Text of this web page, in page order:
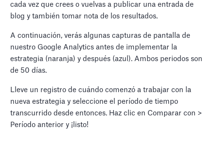
cada vez que crees o vuelvas a publicar una entrada de
blog y también tomar nota de los resultados.
A continuación, verás algunas capturas de pantalla de
nuestro Google Analytics antes de implementar la
estrategia (naranja) y después (azul). Ambos periodos son
de 50 días.
Lleve un registro de cuándo comenzó a trabajar con la
nueva estrategia y seleccione el período de tiempo
transcurrido desde entonces. Haz clic en Comparar con >
Período anterior y ¡listo!